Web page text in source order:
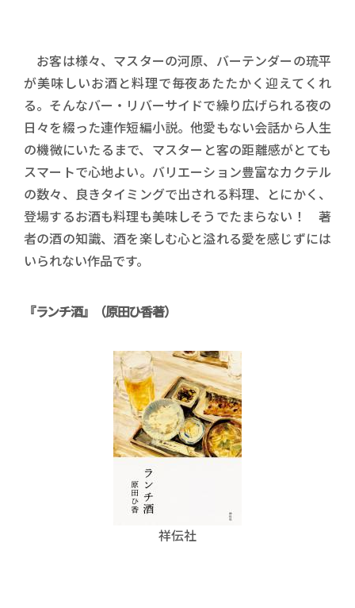
お客は様々、マスターの河原、バーテンダーの琉平
が美味しいお酒と料理で毎夜あたたかく迎えてくれ
る。そんなバー・リバーサイドで繰り広げられる夜の
日々を綴った連作短編小説。他愛もない会話から人生
の機微にいたるまで、マスターと客の距離感がとても
スマートで心地よい。バリエーション豊富なカクテル
の数々、良きタイミングで出される料理、とにかく、
登場するお酒も料理も美味しそうでたまらない！ 著
者の酒の知識、酒を楽しむ心と溢れる愛を感じずには
いられない作品です。
『ランチ酒』（原田ひ香著）
祥伝社